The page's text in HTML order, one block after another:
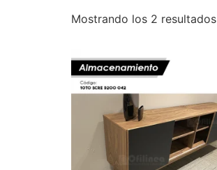
Mostrando los 2 resultados